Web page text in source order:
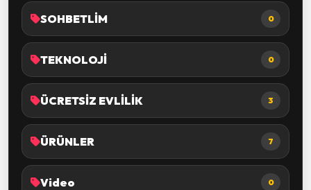
SOHBETLİM 0
TEKNOLOJİ 0
ÜCRETSİZ EVLİLİK 3
ÜRÜNLER 7
Video 0